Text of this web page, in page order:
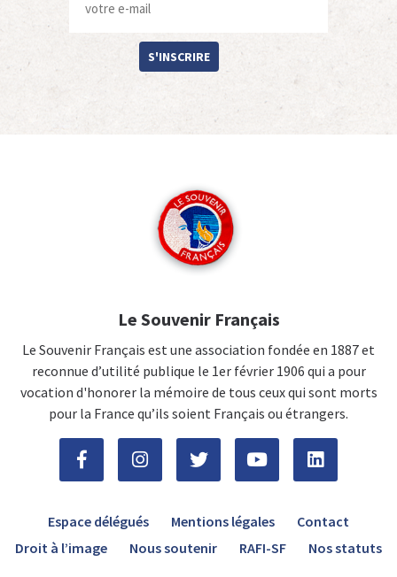
S'INSCRIRE
Le Souvenir Français
Le Souvenir Français est une association fondée en 1887 et
reconnue d’utilité publique le 1er février 1906 qui a pour
vocation d'honorer la mémoire de tous ceux qui sont morts
pour la France qu’ils soient Français ou étrangers.
Espace délégués Mentions légales
Contact
Droit à l’image
Nous soutenir RAFI-SF Nos statuts